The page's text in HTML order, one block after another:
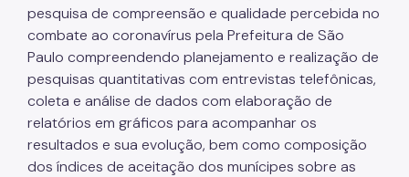
pesquisa de compreensão e qualidade percebida no
combate ao coronavírus pela Prefeitura de São
Paulo compreendendo planejamento e realização de
pesquisas quantitativas com entrevistas telefônicas,
coleta e análise de dados com elaboração de
relatórios em gráficos para acompanhar os
resultados e sua evolução, bem como composição
dos índices de aceitação dos munícipes sobre as